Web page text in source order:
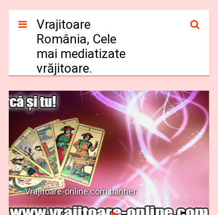
Vrajitoare
România, Cele
mai mediatizate
vrăjitoare.
Vrajitoare-online.com banner